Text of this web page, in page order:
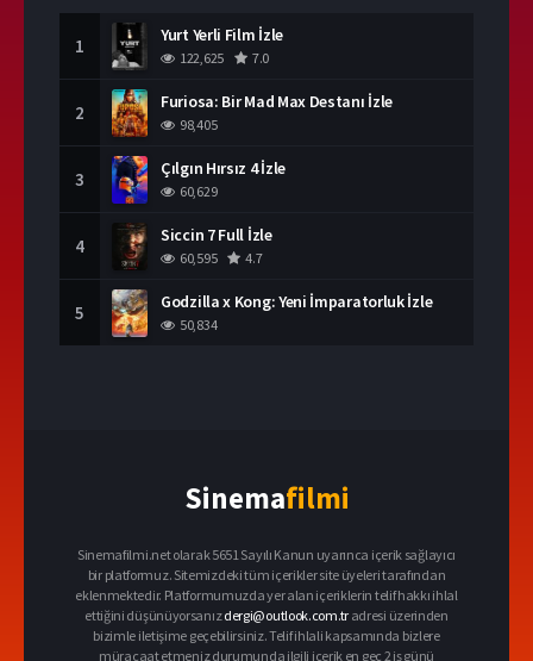
1 Yurt Yerli Film İzle
122,625 7.0
2 Furiosa: Bir Mad Max Destanı İzle
98,405
3 Çılgın Hırsız 4 İzle
60,629
4 Siccin 7 Full İzle
60,595 4.7
5 Godzilla x Kong: Yeni İmparatorluk İzle
50,834
Sinemafilmi
Sinemafilmi.net olarak 5651 Sayılı Kanun uyarınca içerik sağlayıcı
bir platformuz. Sitemizdeki tüm içerikler site üyeleri tarafından
eklenmektedir. Platformumuzda yer alan içeriklerin telif hakkı ihlal
ettiğini düşünüyorsanızdergi@outlook.com.tr adresi üzerinden
bizimle iletişime geçebilirsiniz. Telif ihlali kapsamında bizlere
müracaat etmeniz durumunda ilgili içerik en geç 2 iş günü